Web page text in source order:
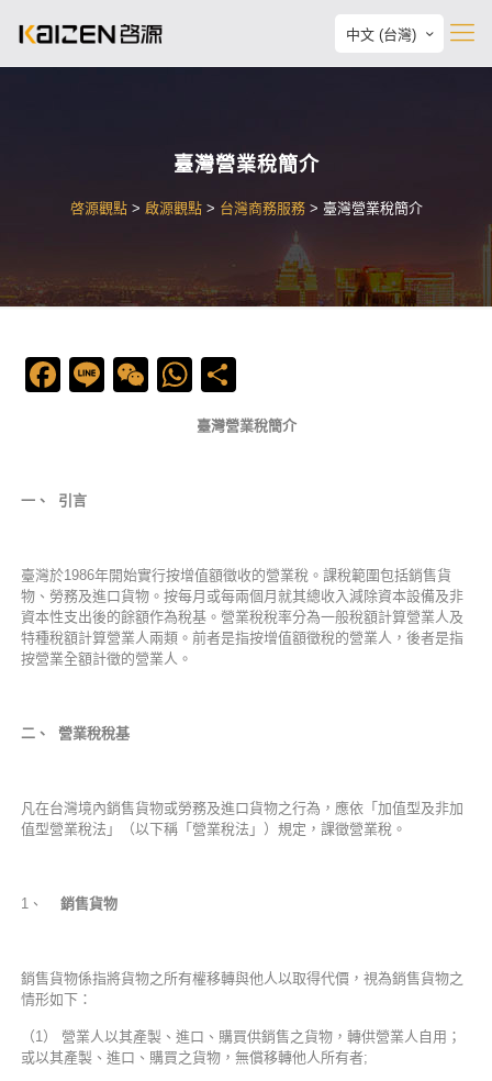
中文 (台灣)
臺灣營業稅簡介
啓源觀點> 啟源觀點> 台灣商務服務> 臺灣營業稅簡介
Facebook
LineWeChatWhatsApp
臺灣營業稅簡介
一、 引言
臺灣於1986年開始實行按增值額徵收的營業稅。課稅範圍包括銷售貨
物、勞務及進口貨物。按每月或每兩個月就其總收入減除資本設備及非
資本性支出後的餘額作為稅基。營業稅稅率分為一般稅額計算營業人及
特種稅額計算營業人兩類。前者是指按增值額徵稅的營業人，後者是指
按營業全額計徵的營業人。
二、 營業稅稅基
凡在台灣境內銷售貨物或勞務及進口貨物之行為，應依「加值型及非加
值型營業稅法」（以下稱「營業稅法」）規定，課徵營業稅。
1、銷售貨物
銷售貨物係指將貨物之所有權移轉與他人以取得代價，視為銷售貨物之
情形如下：
（1） 營業人以其產製、進口、購買供銷售之貨物，轉供營業人自用；
或以其產製、進口、購買之貨物，無償移轉他人所有者;